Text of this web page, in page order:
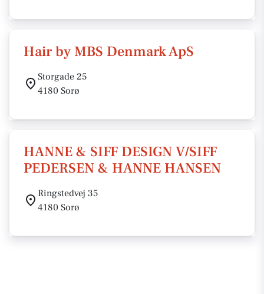
Hair by MBS Denmark ApS
Storgade 25
4180 Sorø
HANNE & SIFF DESIGN V/SIFF
PEDERSEN & HANNE HANSEN
Ringstedvej 35
4180 Sorø